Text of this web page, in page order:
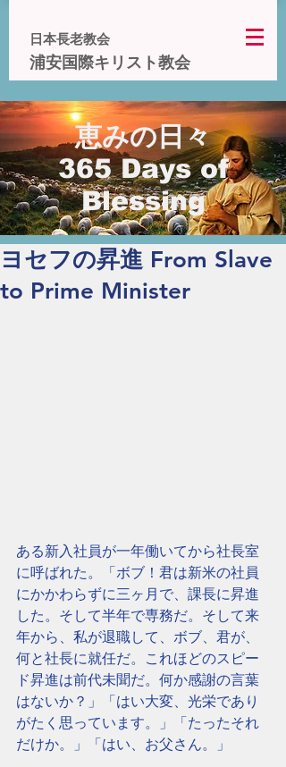
日本長老教会
浦安国際キリスト教会
恵みの日々
365 Days of
Blessing
ヨセフの昇進 From Slave
to Prime Minister
ある新入社員が一年働いてから社長室
に呼ばれた。「ボブ！君は新米の社員
にかかわらずに三ヶ月で、課長に昇進
した。そして半年で専務だ。そして来
年から、私が退職して、ボブ、君が、
何と社長に就任だ。これほどのスピー
ド昇進は前代未聞だ。何か感謝の言葉
はないか？」「はい大変、光栄であり
がたく思っています。」「たったそれ
だけか。」「はい、お父さん。」